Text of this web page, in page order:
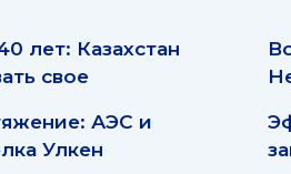
лет: Казахстан
свое
АЭС и
Улкен